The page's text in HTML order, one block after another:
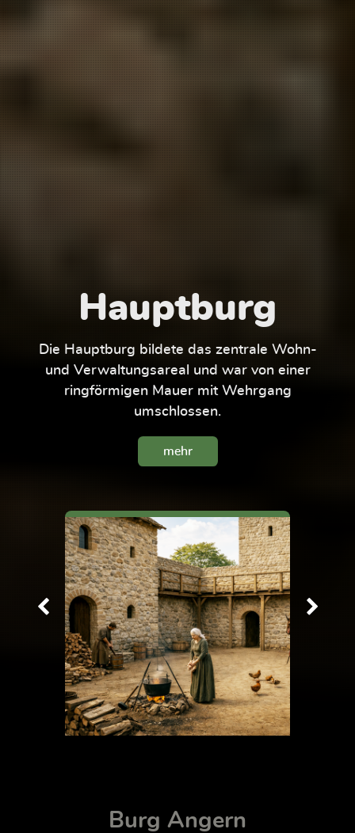
Hauptburg
Die Hauptburg bildete das zentrale Wohn-
und Verwaltungsareal und war von einer
ringförmigen Mauer mit Wehrgang
umschlossen.
mehr
Burg Angern